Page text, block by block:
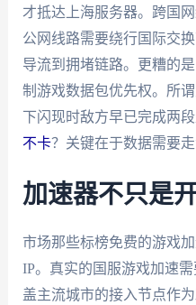
才抵达上海服务器。跨国
公网线路需要绕行国际交
导流到拥堵链路。更糟的
制游戏数据包优先权。所
下闪现时敌方早已完成两段
不卡？关键在于数据需要
加速器不只是
市场那些标榜免费的游戏
IP。真实的国服游戏加速
盖主流城市的接入节点作